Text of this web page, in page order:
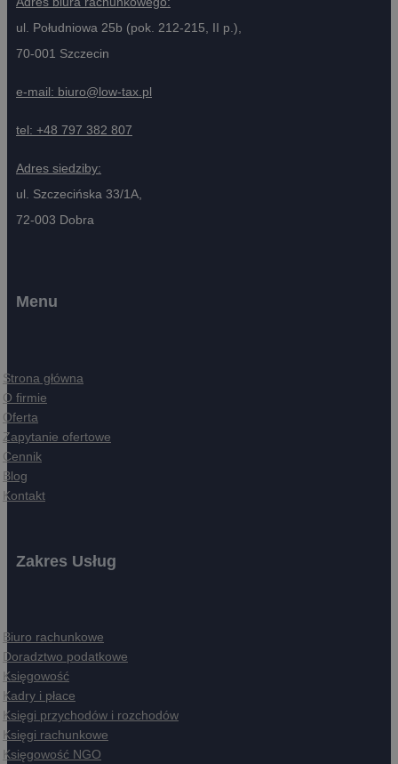
ul. Południowa 25b (pok. 212-215, II p.),
70-001 Szczecin
e-mail: biuro@low-tax.pl
tel: +48 797 382 807
Adres siedziby:
ul. Szczecińska 33/1A,
72-003 Dobra
Menu
Strona główna
O firmie
Oferta
Zapytanie ofertowe
Cennik
Blog
Kontakt
Zakres Usług
Biuro rachunkowe
Doradztwo podatkowe
Księgowość
Kadry i płace
Księgi przychodów i rozchodów
Księgi rachunkowe
Księgowość NGO